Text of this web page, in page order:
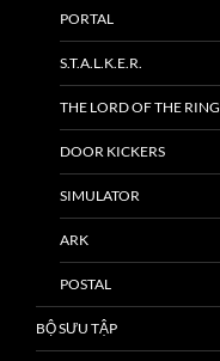
PORTAL
S.T.A.L.K.E.R.
THE LORD OF THE RING
DOOR KICKERS
SIMULATOR
ARK
POSTAL
BỘ SƯU TẬP